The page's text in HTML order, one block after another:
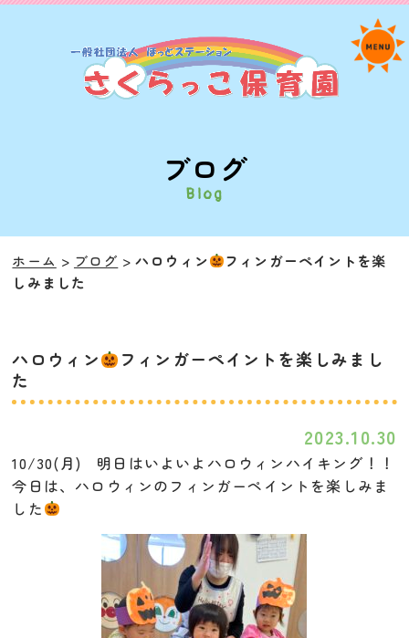
ブログ
Blog
ホーム ブログ ハロウィン
フィンガーペイントを楽
しみました
ハロウィン
フィンガーペイントを楽しみまし
た
2023.10.30
10/30(月) 明日はいよいよハロウィンハイキング！！
今日は、ハロウィンのフィンガーペイントを楽しみま
した